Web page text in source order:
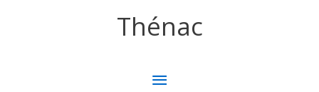
Thénac
MENU